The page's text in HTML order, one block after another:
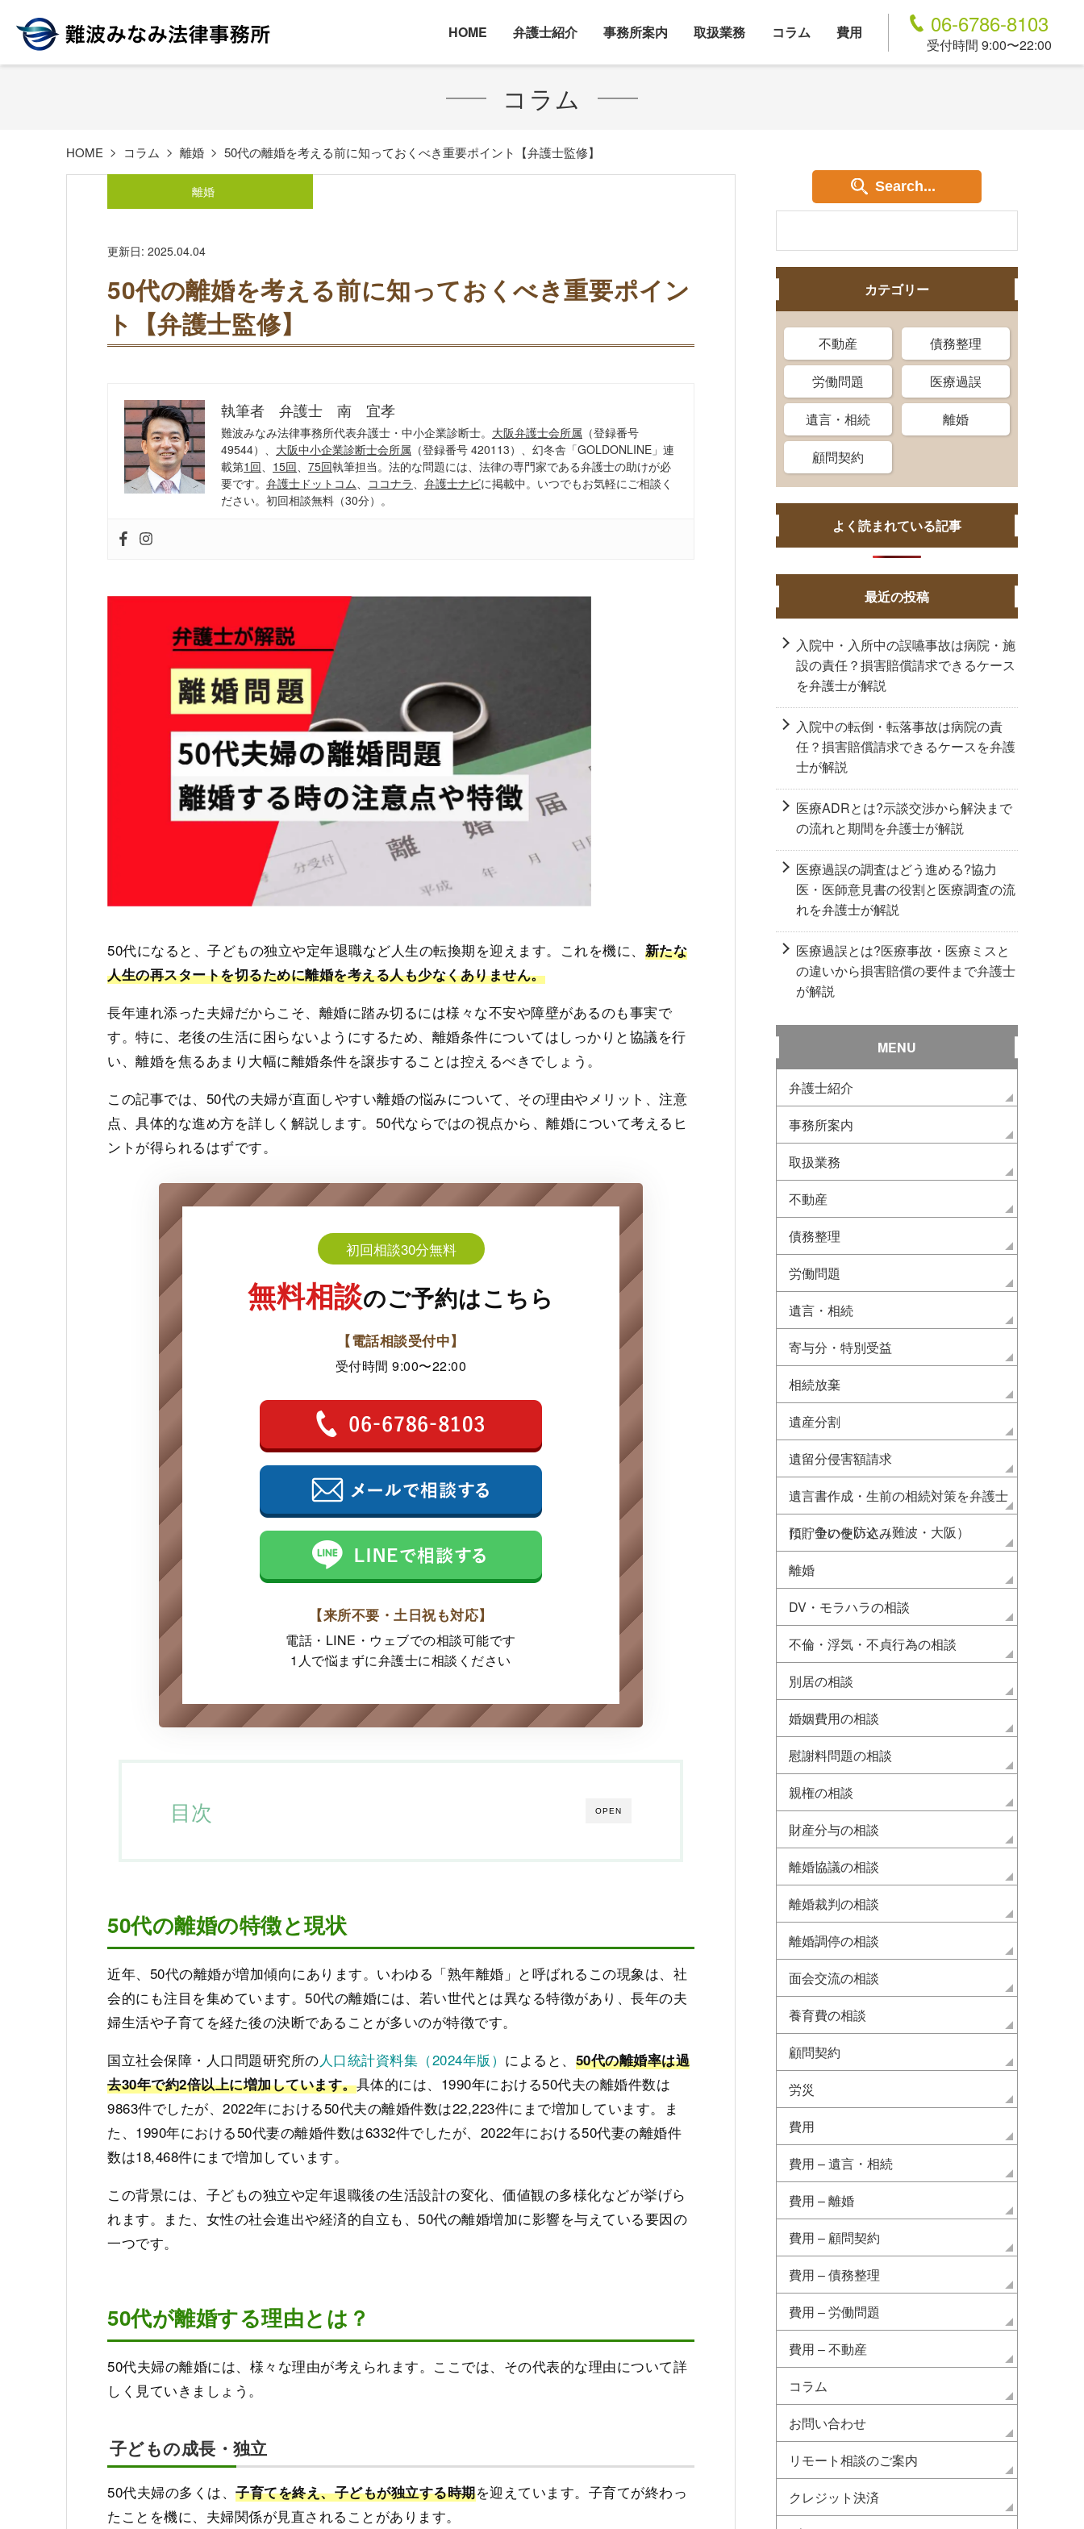
HOME 弁護士紹介 事務所案内 取扱業務 コラム 費用 06-6786-8103
受付時間 9:00〜22:00
コラム
HOME コラム 離婚 50代の離婚を考える前に知っておくべき重要ポイント【弁護士監修】
離婚
更新日: 2025.04.04
50代の離婚を考える前に知っておくべき重要ポイン
ト【弁護士監修】
執筆者 弁護士 南 宜孝
難波みなみ法律事務所代表弁護士・中小企業診断士。 大阪弁護士会所属 （登録番号
49544）、 大阪中小企業診断士会所属 （登録番号 420113）、幻冬舎「GOLDONLINE」連
載第1回、 15回、 75回執筆担当。法的な問題には、法律の専門家である弁護士の助けが必
要です。 弁護士ドットコム、 ココナラ、 弁護士ナビに掲載中。いつでもお気軽にご相談く
ださい。初回相談無料（30分）。
50代になると、子どもの独立や定年退職など人生の転換期を迎えます。これを機に、 新たな
人生の再スタートを切るために離婚を考える人も少なくありません。
長年連れ添った夫婦だからこそ、離婚に踏み切るには様々な不安や障壁があるのも事実で
す。特に、老後の生活に困らないようにするため、離婚条件についてはしっかりと協議を行
い、離婚を焦るあまり大幅に離婚条件を譲歩することは控えるべきでしょう。
この記事では、50代の夫婦が直面しやすい離婚の悩みについて、その理由やメリット、注意
点、具体的な進め方を詳しく解説します。50代ならではの視点から、離婚について考えるヒ
ントが得られるはずです。
初回相談30分無料
無料相談のご予約はこちら
【電話相談受付中】
受付時間 9:00〜22:00
【来所不要・土日祝も対応】
電話・LINE・ウェブでの相談可能です
1人で悩まずに弁護士に相談ください
OPEN
目次
50代の離婚の特徴と現状
近年、50代の離婚が増加傾向にあります。いわゆる「熟年離婚」と呼ばれるこの現象は、社
会的にも注目を集めています。50代の離婚には、若い世代とは異なる特徴があり、長年の夫
婦生活や子育てを経た後の決断であることが多いのが特徴です。
国立社会保障・人口問題研究所の人口統計資料集（2024年版） によると、 50代の離婚率は過
去30年で約2倍以上に増加しています。具体的には、1990年における50代夫の離婚件数は
9863件でしたが、2022年における50代夫の離婚件数は22,223件にまで増加しています。ま
た、1990年における50代妻の離婚件数は6332件でしたが、2022年における50代妻の離婚件
数は18,468件にまで増加しています。
この背景には、子どもの独立や定年退職後の生活設計の変化、価値観の多様化などが挙げら
れます。また、女性の社会進出や経済的自立も、50代の離婚増加に影響を与えている要因の
一つです。
50代が離婚する理由とは？
50代夫婦の離婚には、様々な理由が考えられます。ここでは、その代表的な理由について詳
しく見ていきましょう。
子どもの成長・独立
50代夫婦の多くは、子育てを終え、子どもが独立する時期を迎えています。子育てが終わっ
たことを機に、夫婦関係が見直されることがあります。
Search...
カテゴリー
不動産 債務整理
労働問題 医療過誤
遺言・相続 離婚
顧問契約
よく読まれている記事
最近の投稿
入院中・入所中の誤嚥事故は病院・施
設の責任？損害賠償請求できるケース
を弁護士が解説
入院中の転倒・転落事故は病院の責
任？損害賠償請求できるケースを弁護
士が解説
医療ADRとは?示談交渉から解決まで
の流れと期間を弁護士が解説
医療過誤の調査はどう進める?協力
医・医師意見書の役割と医療調査の流
れを弁護士が解説
医療過誤とは?医療事故・医療ミスと
の違いから損害賠償の要件まで弁護士
が解説
MENU
弁護士紹介
事務所案内
取扱業務
不動産
債務整理
労働問題
遺言・相続
寄与分・特別受益
相続放棄
遺産分割
遺留分侵害額請求
遺言書作成・生前の相続対策を弁護士
に 争いを防ぐ（難波・大阪）
預貯金の使い込み
離婚
DV・モラハラの相談
不倫・浮気・不貞行為の相談
別居の相談
婚姻費用の相談
慰謝料問題の相談
親権の相談
財産分与の相談
離婚協議の相談
離婚裁判の相談
離婚調停の相談
面会交流の相談
養育費の相談
顧問契約
労災
費用
費用 – 遺言・相続
費用 – 離婚
費用 – 顧問契約
費用 – 債務整理
費用 – 労働問題
費用 – 不動産
コラム
お問い合わせ
リモート相談のご案内
クレジット決済